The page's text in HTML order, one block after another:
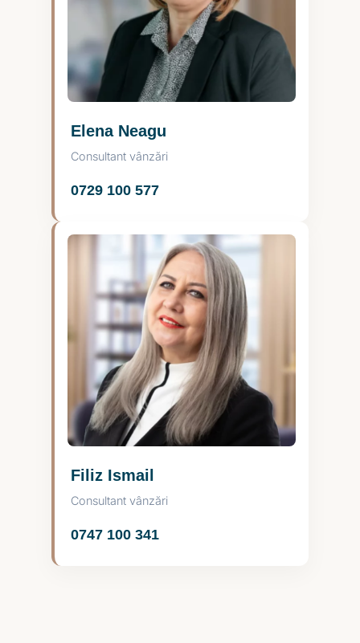
Elena Neagu
Consultant vânzări
0729 100 577
Filiz Ismail
Consultant vânzări
0747 100 341